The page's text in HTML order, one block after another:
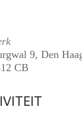
9, Den
CB